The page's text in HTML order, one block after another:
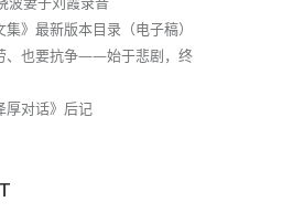
》最新版本目录（电子稿）
、也要抗争——始于悲剧，终
厚对话》后记